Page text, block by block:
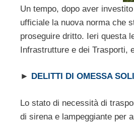
Un tempo, dopo aver
ufficiale la nuova norma che
proseguire dritto. Ieri questa
Infrastrutture e dei Trasporti,
► DELITTI DI OMESSA
Lo stato di necessità di
di sirena e lampeggiante per